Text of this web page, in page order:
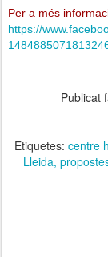
Per a més
https://
Publicat
Etiquetes: centre
Lleida